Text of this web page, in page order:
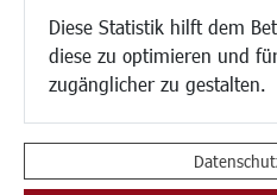
Diese Statistik hilft dem
diese zu optimieren und
zugänglicher zu gestalten.
Hotels/Unterkünfte
Gastronomie
Kunstszene
Vereine und Institutionen